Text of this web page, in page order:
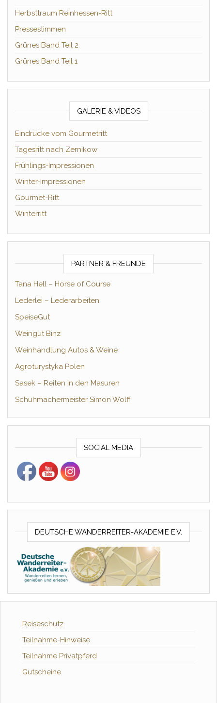
Herbsttraum Reinhessen-Ritt
Pressestimmen
Grünes Band Teil 2
Grünes Band Teil 1
GALERIE & VIDEOS
Eindrücke vom Gourmetritt
Tagesritt nach Zernikow
Frühlings-Impressionen
Winter-Impressionen
Gourmet-Ritt
Winterritt
PARTNER & FREUNDE
Tana Hell – Horse of Course
Lederlei – Lederarbeiten
SpeiseGut
Weingut Binz
Weinhandlung Autos & Weine
Agroturystyka Polen
Sasek – Reiten in den Masuren
Schuhmachermeister Simon Wolff
SOCIAL MEDIA
DEUTSCHE WANDERREITER-AKADEMIE E.V.
Reiseschutz
Teilnahme-Hinweise
Teilnahme Privatpferd
Gutscheine